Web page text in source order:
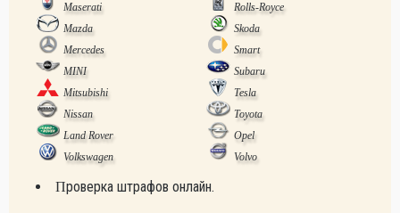
Maserati
Rolls-Royce
Mazda
Skoda
Mercedes
Smart
MINI
Subaru
Mitsubishi
Tesla
Nissan
Toyota
Land Rover
Opel
Volkswagen
Volvo
Проверка штрафов онлайн.